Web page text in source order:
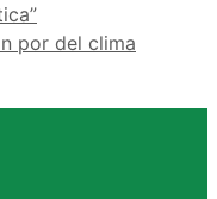
por del clima